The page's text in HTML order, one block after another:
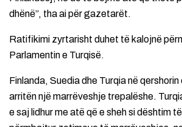
dhënë”, tha ai për gazetarët.
Ratifikimi zyrtarisht duhet të kalojnë
Parlamentin e Turqisë.
Finlanda, Suedia dhe Turqia në
arritën një marrëveshje trepalëshe.
e saj lidhur me atë që e sheh si dështim